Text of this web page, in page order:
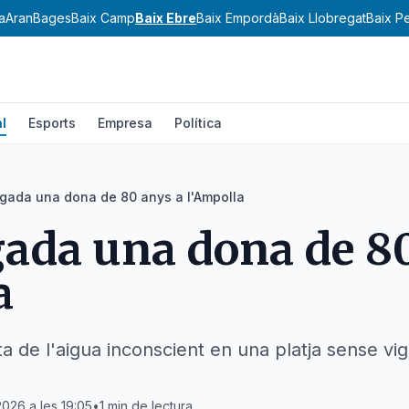
AranBagesBaix CampBaix EbreBaix EmpordàBaix LlobregatBaix
Esports Empresa Política
una dona de 80 anys a l'Ampolla
una dona de
de l'aigua inconscient en una platja sense
a les 19:05•1 min de lectura